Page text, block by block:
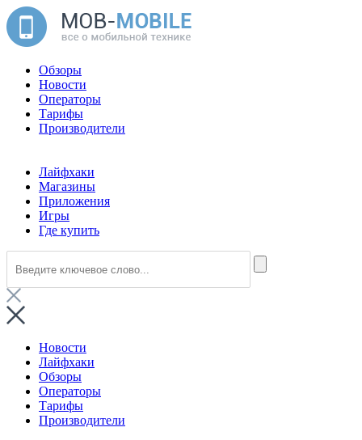
Обзоры
Новости
Операторы
Тарифы
Производители
Лайфхаки
Магазины
Приложения
Игры
Где купить
Новости
Лайфхаки
Обзоры
Операторы
Тарифы
Производители